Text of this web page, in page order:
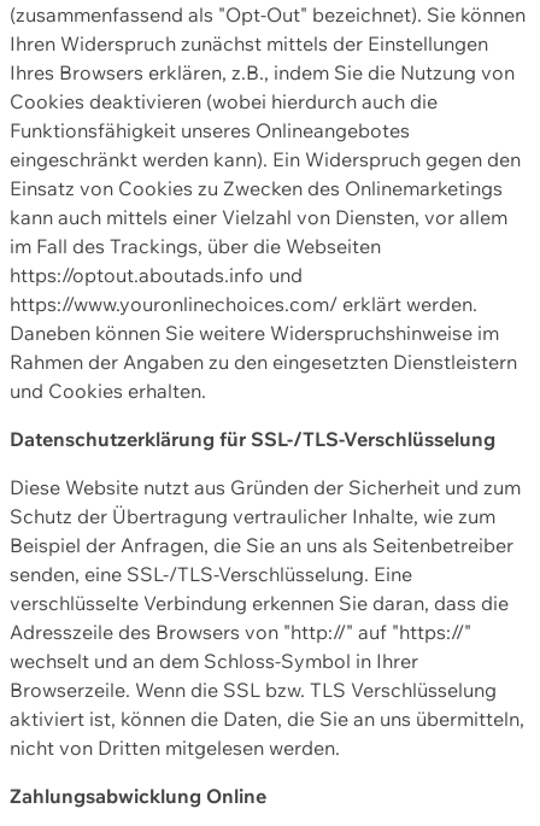
(zusammenfassend als "Opt-Out" bezeichnet). Sie können
Ihren Widerspruch zunächst mittels der Einstellungen
Ihres Browsers erklären, z.B., indem Sie die Nutzung von
Cookies deaktivieren (wobei hierdurch auch die
Funktionsfähigkeit unseres Onlineangebotes
eingeschränkt werden kann). Ein Widerspruch gegen den
Einsatz von Cookies zu Zwecken des Onlinemarketings
kann auch mittels einer Vielzahl von Diensten, vor allem
im Fall des Trackings, über die Webseiten
https://optout.aboutads.info und
https://www.youronlinechoices.com/ erklärt werden.
Daneben können Sie weitere Widerspruchshinweise im
Rahmen der Angaben zu den eingesetzten Dienstleistern
und Cookies erhalten.
Datenschutzerklärung für SSL-/TLS-Verschlüsselung
Diese Website nutzt aus Gründen der Sicherheit und zum
Schutz der Übertragung vertraulicher Inhalte, wie zum
Beispiel der Anfragen, die Sie an uns als Seitenbetreiber
senden, eine SSL-/TLS-Verschlüsselung. Eine
verschlüsselte Verbindung erkennen Sie daran, dass die
Adresszeile des Browsers von "http://" auf "https://"
wechselt und an dem Schloss-Symbol in Ihrer
Browserzeile. Wenn die SSL bzw. TLS Verschlüsselung
aktiviert ist, können die Daten, die Sie an uns übermitteln,
nicht von Dritten mitgelesen werden.
Zahlungsabwicklung Online